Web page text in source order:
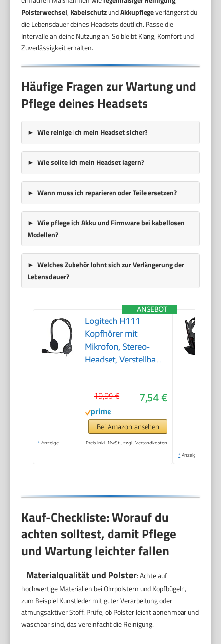
Polsterwechsel, KabelschutzundAkkupflegeverlängerst du
die Lebensdauer deines Headsets deutlich. Passe die
Intervalle an deine Nutzung an. So bleibt Klang, Komfort und
Zuverlässigkeit erhalten.
Häufige Fragen zur Wartung und
Pflege deines Headsets
Wie reinige ich mein Headset sicher?
Wie sollte ich mein Headset lagern?
Wann muss ich reparieren oder Teile ersetzen?
Wie pflege ich Akku und Firmware bei kabellosen
Modellen?
Welches Zubehör lohnt sich zur Verlängerung der
Lebensdauer?
ANGEBOT
Logitech H111
Kopfhörer mit
Mikrofon, Stereo-
Headset, Verstellbares
Verstellbarer
Kopfbügel,
Audio/Mikrofon
Dualanschluss mit
zwei 3,5mm Klinken -
7,54 €
19,99 €
Bei Amazon ansehen
* Anzeige Preis inkl. MwSt., zzgl. Versandkosten
* Anzeige
Kauf-Checkliste: Worauf du
achten solltest, damit Pflege
und Wartung leichter fallen
Materialqualität und Polster: Achte auf
hochwertige Materialien bei Ohrpolstern und Kopfbügeln,
zum Beispiel Kunstleder mit guter Verarbeitung oder
atmungsaktiver Stoff. Prüfe, ob Polster leicht abnehmbar und
waschbar sind, das vereinfacht die Reinigung.